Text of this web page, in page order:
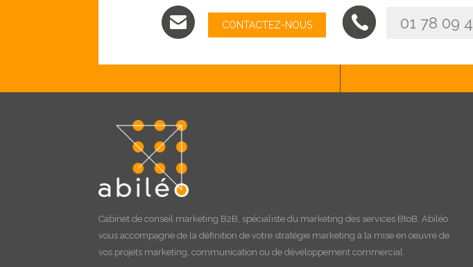
CONTACTEZ-NOUS 01 78 09
Cabinet de conseil marketing B2B , spécialiste du marketing des services BtoB, Abiléo
vous accompagne de la définition de votre stratégie marketing à la mise en oeuvre de
vos projets marketing, communication ou de développement commercial.